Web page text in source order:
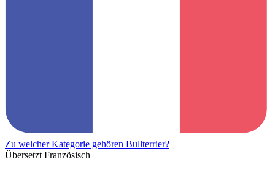
Zu welcher Kategorie gehören Bullterrier?
Übersetzt Französisch